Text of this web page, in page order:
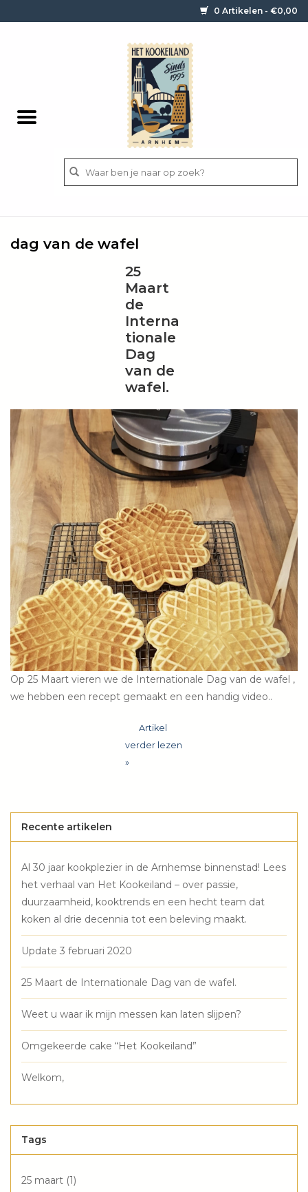
0 Artikelen - €0,00
Bestek
Aanbiedingen ✅
Cadeau idee
Zomer ☀️
Cadeaubonnen
Blog
Wie zijn wij?
dag van de wafel
25
Maart
de
Interna
tionale
Dag
van de
wafel.
Op 25 Maart vieren we de Internationale Dag van de wafel ,
we hebben een recept gemaakt en een handig video..
Artikel
verder lezen
»
Recente artikelen
Al 30 jaar kookplezier in de Arnhemse binnenstad! Lees
het verhaal van Het Kookeiland – over passie,
duurzaamheid, kooktrends en een hecht team dat
koken al drie decennia tot een beleving maakt.
Update 3 februari 2020
25 Maart de Internationale Dag van de wafel.
Weet u waar ik mijn messen kan laten slijpen?
Omgekeerde cake “Het Kookeiland”
Welkom,
Tags
25 maart (1)